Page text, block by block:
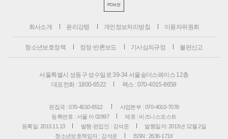
PC버전
회사소개 윤리강령 개인정보처리방침 이용자위원회
청소년보호정책 정정·반론보도 기사심의규정 불편신고
서울특별시 성동구 성수일로 39-34 서울숲더스페이스 12층
대표전화 : 1800-6522
팩스 : 070-4015-8658
편집국 : 070-4010-8512
사업본부 : 070-4010-7078
등록번호 : 서울 아 02897
제호 : 비즈니스포스트
등록일: 2013.11.13
발행·편집인 : 강석운
발행일자: 2013년 12월 2일
청소년보호책임자 : 강석운
ISSN : 2636-171X